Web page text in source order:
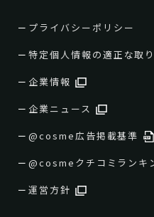
プライバシーポリシー
特定個人情報の適正な取
企業情報
企業ニュース
@cosme広告掲載基準
@cosmeクチコミランキ
運営方針